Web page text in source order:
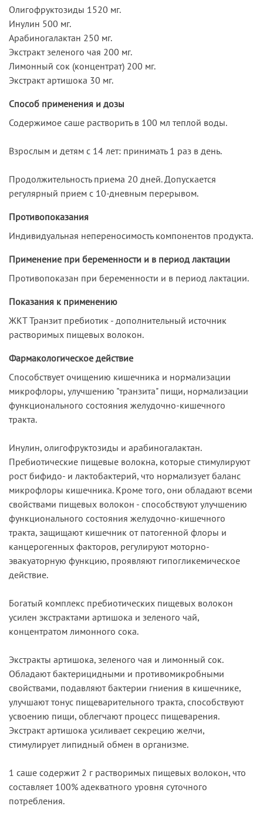
Олигофруктозиды 1520 мг.
Инулин 500 мг.
Арабиногалактан 250 мг.
Экстракт зеленого чая 200 мг.
Лимонный сок (концентрат) 200 мг.
Экстракт артишока 30 мг.
Способ применения и дозы
Содержимое саше растворить в 100 мл теплой воды.
Взрослым и детям с 14 лет: принимать 1 раз в день.
Продолжительность приема 20 дней. Допускается
регулярный прием с 10-дневным перерывом.
Противопоказания
Индивидуальная непереносимость компонентов продукта.
Применение при беременности и в период лактации
Противопоказан при беременности и в период лактации.
Показания к применению
ЖКТ Транзит пребиотик - дополнительный источник
растворимых пищевых волокон.
Фармакологическое действие
Способствует очищению кишечника и нормализации
микрофлоры, улучшению "транзита" пищи, нормализации
функционального состояния желудочно-кишечного
тракта.
Инулин, олигофруктозиды и арабиногалактан.
Пребиотические пищевые волокна, которые стимулируют
рост бифидо- и лактобактерий, что нормализует баланс
микрофлоры кишечника. Кроме того, они обладают всеми
свойствами пищевых волокон - способствуют улучшению
функционального состояния желудочно-кишечного
тракта, защищают кишечник от патогенной флоры и
канцерогенных факторов, регулируют моторно-
эвакуаторную функцию, проявляют гипогликемическое
действие.
Богатый комплекс пребиотических пищевых волокон
усилен экстрактами артишока и зеленого чай,
концентратом лимонного сока.
Экстракты артишока, зеленого чая и лимонный сок.
Обладают бактерицидными и противомикробными
свойствами, подавляют бактерии гниения в кишечнике,
улучшают тонус пищеварительного тракта, способствуют
усвоению пищи, облегчают процесс пищеварения.
Экстракт артишока усиливает секрецию желчи,
стимулирует липидный обмен в организме.
1 саше содержит 2 г растворимых пищевых волокон, что
составляет 100% адекватного уровня суточного
потребления.